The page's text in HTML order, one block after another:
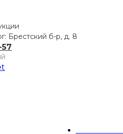
Брестский б-р, д. 8